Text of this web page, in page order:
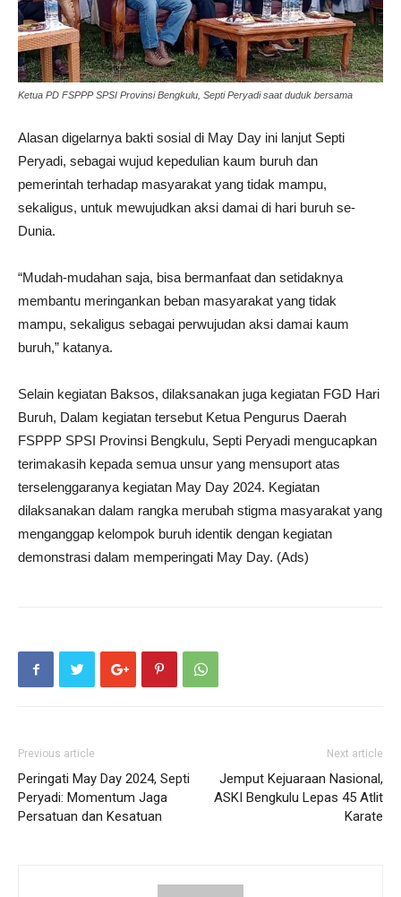
Ketua PD FSPPP SPSI Provinsi Bengkulu, Septi Peryadi saat duduk bersama
Alasan digelarnya bakti sosial di May Day ini lanjut Septi
Peryadi, sebagai wujud kepedulian kaum buruh dan
pemerintah terhadap masyarakat yang tidak mampu,
sekaligus, untuk mewujudkan aksi damai di hari buruh se-
Dunia.
“Mudah-mudahan saja, bisa bermanfaat dan setidaknya
membantu meringankan beban masyarakat yang tidak
mampu, sekaligus sebagai perwujudan aksi damai kaum
buruh,” katanya.
Selain kegiatan Baksos, dilaksanakan juga kegiatan FGD Hari
Buruh, Dalam kegiatan tersebut Ketua Pengurus Daerah
FSPPP SPSI Provinsi Bengkulu, Septi Peryadi mengucapkan
terimakasih kepada semua unsur yang mensuport atas
terselenggaranya kegiatan May Day 2024. Kegiatan
dilaksanakan dalam rangka merubah stigma masyarakat yang
menganggap kelompok buruh identik dengan kegiatan
demonstrasi dalam memperingati May Day. (Ads)
Previous article
Peringati May Day 2024, Septi
Peryadi: Momentum Jaga
Persatuan dan Kesatuan
Next article
Jemput Kejuaraan Nasional,
ASKI Bengkulu Lepas 45 Atlit
Karate